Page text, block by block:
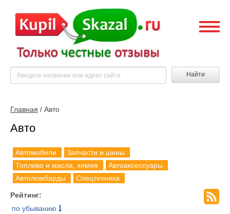
Найти
Главная / Авто
Авто
Автомобили
Запчасти и шины
Топливо и масла, химия
Автоаксессуары
Автоломбарды
Спецтехника
Рейтинг:
по убыванию